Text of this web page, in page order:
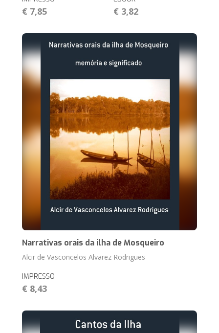
€ 7,85 € 3,82
Narrativas orais da ilha de Mosqueiro
Alcir de Vasconcelos Alvarez Rodrigues
IMPRESSO
€ 8,43